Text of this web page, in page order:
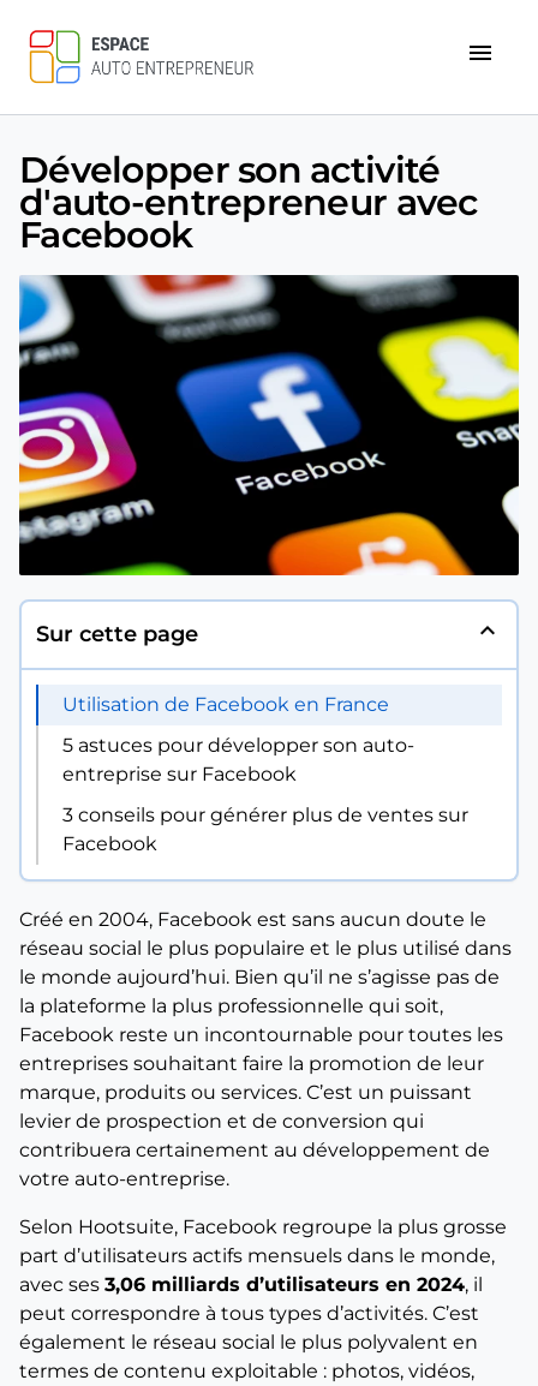
menu
Développer son activité
d'auto-entrepreneur avec
Facebook
Sur cette page expand_less
Utilisation de Facebook en France
5 astuces pour développer son auto-
entreprise sur Facebook
3 conseils pour générer plus de ventes sur
Facebook
Créé en 2004, Facebook est sans aucun doute le
réseau social le plus populaire et le plus utilisé dans
le monde aujourd’hui. Bien qu’il ne s’agisse pas de
la plateforme la plus professionnelle qui soit,
Facebook reste un incontournable pour toutes les
entreprises souhaitant faire la promotion de leur
marque, produits ou services. C’est un puissant
levier de prospection et de conversion qui
contribuera certainement au développement de
votre auto-entreprise.
Selon Hootsuite, Facebook regroupe la plus grosse
part d’utilisateurs actifs mensuels dans le monde,
avec ses 3,06 milliards d’utilisateurs en 2024, il
peut correspondre à tous types d’activités. C’est
également le réseau social le plus polyvalent en
termes de contenu exploitable : photos, vidéos,